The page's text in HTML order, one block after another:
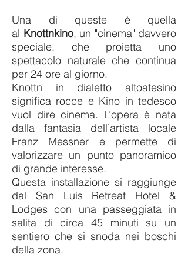
Una di queste è quella
al Knottnkino, un "cinema" davvero
speciale, che proietta uno
spettacolo naturale che continua
per 24 ore al giorno.
Knottn in dialetto altoatesino
significa rocce e Kino in tedesco
vuol dire cinema. L’opera è nata
dalla fantasia dell’artista locale
Franz Messner e permette di
valorizzare un punto panoramico
di grande interesse.
Questa installazione si raggiunge
dal San Luis Retreat Hotel &
Lodges con una passeggiata in
salita di circa 45 minuti su un
sentiero che si snoda nei boschi
della zona.